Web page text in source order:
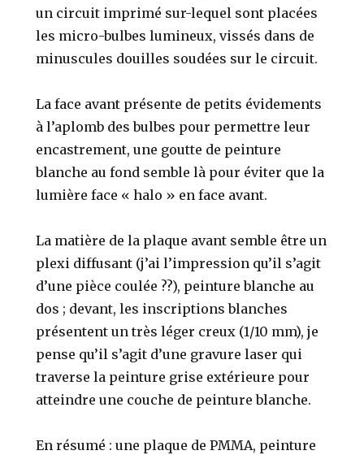
un circuit imprimé sur-lequel sont placées
les micro-bulbes lumineux, vissés dans de
minuscules douilles soudées sur le circuit.
La face avant présente de petits évidements
à l’aplomb des bulbes pour permettre leur
encastrement, une goutte de peinture
blanche au fond semble là pour éviter que la
lumière face « halo » en face avant.
La matière de la plaque avant semble être un
plexi diffusant (j’ai l’impression qu’il s’agit
d’une pièce coulée ??), peinture blanche au
dos ; devant, les inscriptions blanches
présentent un très léger creux (1/10 mm), je
pense qu’il s’agit d’une gravure laser qui
traverse la peinture grise extérieure pour
atteindre une couche de peinture blanche.
En résumé : une plaque de PMMA, peinture